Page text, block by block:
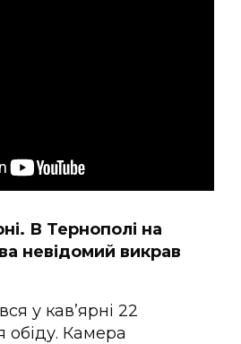
В Тернополі на
невідомий викрав
у кав’ярні 22
обіду. Камера